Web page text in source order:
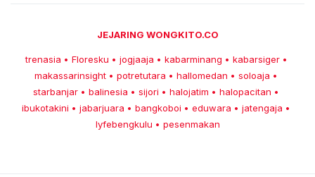
JEJARING WONGKITO.CO
trenasia • Floresku • jogjaaja • kabarminang • kabarsiger •
makassarinsight • potretutara • hallomedan • soloaja •
starbanjar • balinesia • sijori • halojatim • halopacitan •
ibukotakini • jabarjuara • bangkoboi • eduwara • jatengaja •
lyfebengkulu • pesenmakan